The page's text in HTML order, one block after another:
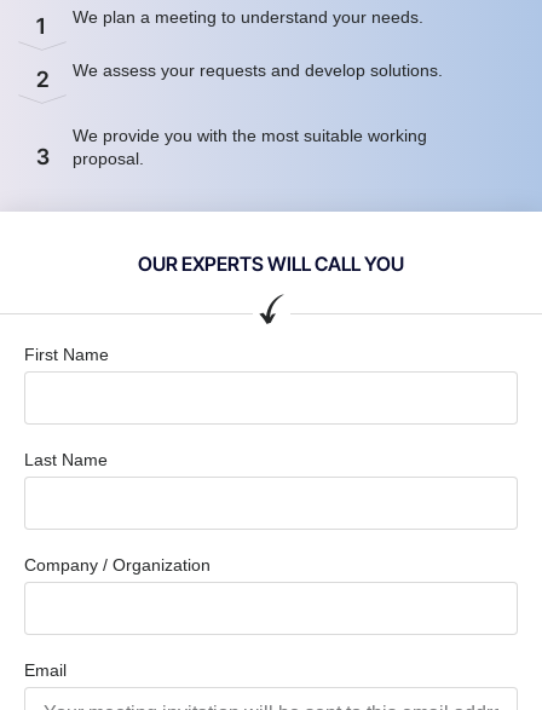
1 We plan a meeting to understand your needs.
2 We assess your requests and develop solutions.
3
We provide you with the most suitable working
proposal.
OUR EXPERTS WILL CALL YOU
First Name
Last Name
Company / Organization
Email